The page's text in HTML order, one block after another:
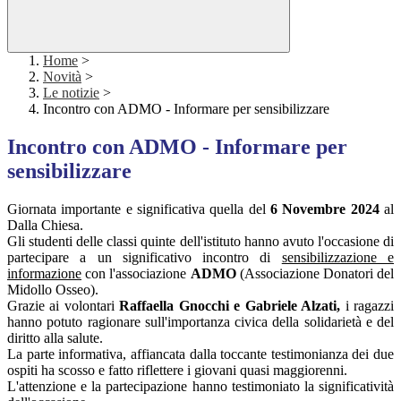
Home >
Novità >
Le notizie >
Incontro con ADMO - Informare per sensibilizzare
Incontro con ADMO - Informare per
sensibilizzare
Giornata importante e significativa quella del 6 Novembre 2024 al
Dalla Chiesa.
Gli studenti delle classi quinte dell'istituto hanno avuto l'occasione di
partecipare a un significativo incontro di
sensibilizzazione e
informazione con l'associazione ADMO (Associazione Donatori del
Midollo Osseo).
Grazie ai volontari Raffaella Gnocchi e Gabriele Alzati, i ragazzi
hanno potuto ragionare sull'importanza civica della solidarietà e del
diritto alla salute.
La parte informativa, affiancata dalla toccante testimonianza dei due
ospiti ha scosso e fatto riflettere i giovani quasi maggiorenni.
L'attenzione e la partecipazione hanno testimoniato la significatività